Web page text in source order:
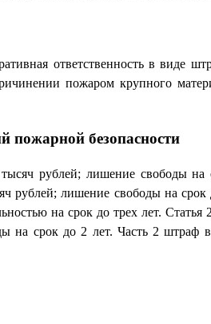
ответственность в виде
пожаром крупного
пожарной безопасности
рублей; лишение свободы на
рублей; лишение свободы на
на срок до трех лет.
на срок до 2 лет. Часть 2 штраф